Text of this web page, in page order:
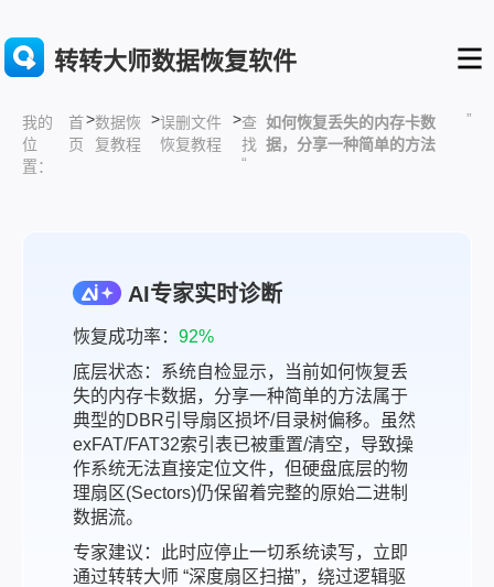
转转大师数据恢复软件
我的
位
置：
首
页
>数据恢
复教程
>误删文件
恢复教程
>查
找
“
如何恢复丢失的内存卡数
据，分享一种简单的方法
”
AI专家实时诊断
恢复成功率： 92%
底层状态：系统自检显示，当前如何恢复丢
失的内存卡数据，分享一种简单的方法属于
典型的DBR引导扇区损坏/目录树偏移。虽然
exFAT/FAT32索引表已被重置/清空，导致操
作系统无法直接定位文件，但硬盘底层的物
理扇区(Sectors)仍保留着完整的原始二进制
数据流。
专家建议：此时应停止一切系统读写，立即
通过转转大师 “深度扇区扫描”，绕过逻辑驱